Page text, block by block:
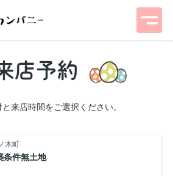
来店時間をご選択ください。
木町
件無土地